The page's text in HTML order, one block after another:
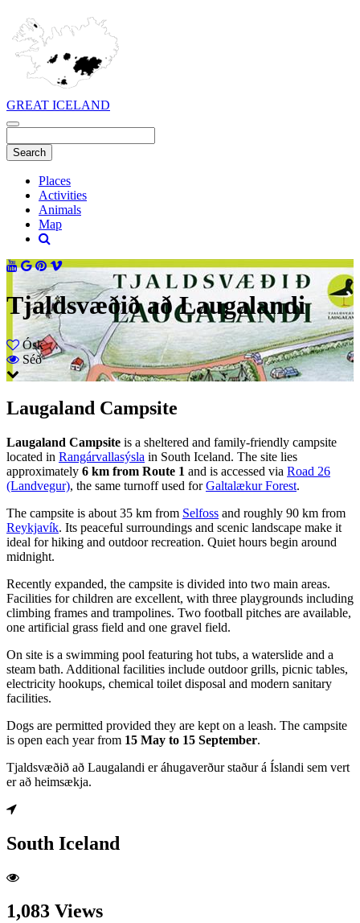
GREAT ICELAND
Places
Activities
Animals
Map
Tjaldsvæðið að Laugalandi
Ósk
Séð
Laugaland Campsite
Laugaland Campsite is a sheltered and family-friendly campsite
located in Rangárvallasýsla in South Iceland. The site lies
approximately 6 km from Route 1 and is accessed via Road 26
(Landvegur), the same turnoff used forGaltalækur Forest.
The campsite is about 35 km from Selfoss and roughly 90 km from
Reykjavík. Its peaceful surroundings and scenic landscape make it
ideal for hiking and outdoor recreation. Quiet hours begin around
midnight.
Recently expanded, the campsite is divided into two main areas.
Facilities for children are excellent, with three playgrounds including
climbing frames and trampolines. Two football pitches are available,
one artificial grass field and one gravel field.
On site is a swimming pool featuring hot tubs, a waterslide and a
steam bath. Additional facilities include outdoor grills, picnic tables,
electricity hookups, chemical toilet disposal and modern sanitary
facilities.
Dogs are permitted provided they are kept on a leash. The campsite
is open each year from 15 May to 15 September.
Tjaldsvæðið að Laugalandi er áhugaverður staður á Íslandi sem vert
er að heimsækja.
South Iceland
1,083 Views